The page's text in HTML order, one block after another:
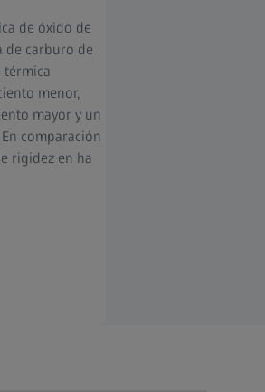
de óxido de
de carburo de
térmica
menor,
mayor y un
comparación
rigidez en ha